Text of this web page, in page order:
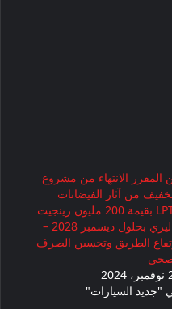
المقرر الانتهاء من مشروع
من آثار الفيضانات
LPT1 بقيمة 200 مليون رينجيت
ماليزي بحلول ديسمبر 2028 –
الطريق وتحسين الصرف
"جديد السيارات"